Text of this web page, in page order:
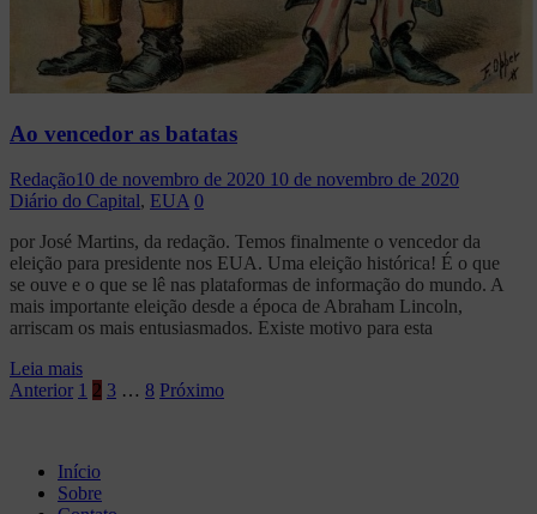
Ao vencedor as batatas
Redação10 de novembro de 2020 10 de novembro de 2020
Diário do Capital, EUA 0
por José Martins, da redação. Temos finalmente o vencedor da
eleição para presidente nos EUA. Uma eleição histórica! É o que
se ouve e o que se lê nas plataformas de informação do mundo. A
mais importante eleição desde a época de Abraham Lincoln,
arriscam os mais entusiasmados. Existe motivo para esta
Leia mais
Paginação
posts
Anterior 1 2 3 … 8 Próximo
Início
Sobre